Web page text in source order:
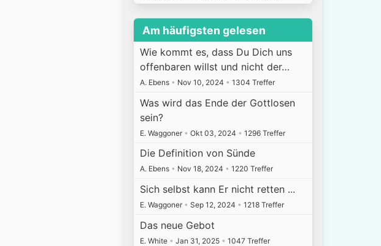
Am häufigsten gelesen
Wie kommt es, dass Du Dich uns
offenbaren willst und nicht der…
A. Ebens • Nov 10, 2024 • 1304 Treffer
Was wird das Ende der Gottlosen
sein?
E. Waggoner • Okt 03, 2024 • 1296 Treffer
Die Definition von Sünde
A. Ebens • Nov 18, 2024 • 1220 Treffer
Sich selbst kann Er nicht retten ...
E. Waggoner • Sep 12, 2024 • 1218 Treffer
Das neue Gebot
E. White • Jan 31, 2025 • 1047 Treffer